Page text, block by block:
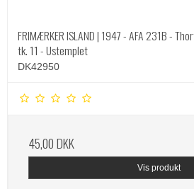
FRIMÆRKER ISLAND | 1947 - AFA 231B -
tk. 11 - Ustemplet
DK42950
45,00 DKK
Vis produkt